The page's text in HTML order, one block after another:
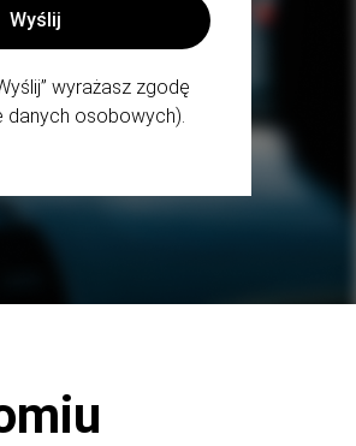
wyrażasz zgodę
danych osobowych).